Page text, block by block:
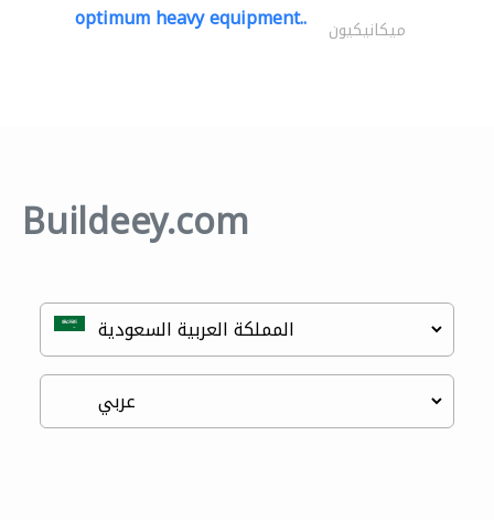
optimum heavy equipment.. ميكانيكيون
Buildeey.com